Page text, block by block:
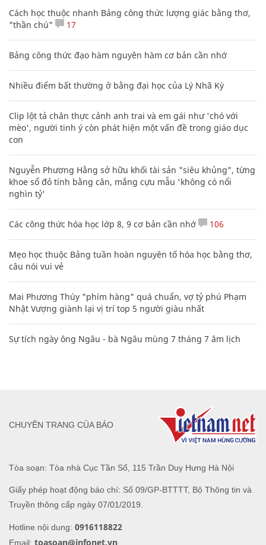
Cách học thuộc nhanh Bảng công thức lượng giác bằng thơ,
"thần chú"
17
Bảng công thức đạo hàm nguyên hàm cơ bản cần nhớ
Nhiều điểm bất thường ở bằng đại học của Lý Nhã Kỳ
Clip lột tả chân thực cảnh anh trai và em gái như 'chó với
mèo', người tinh ý còn phát hiện một vấn đề trong giáo dục
con
Nguyễn Phương Hằng sở hữu khối tài sản "siêu khủng", từng
khoe sổ đỏ tính bằng cân, mắng cựu mẫu 'không có nổi
nghìn tỷ'
Các công thức hóa học lớp 8, 9 cơ bản cần nhớ 106
Mẹo học thuộc Bảng tuần hoàn nguyên tố hóa học bằng thơ,
câu nói vui vẻ
Mai Phương Thúy "phím hàng" quá chuẩn, vợ tỷ phú Phạm
Nhật Vượng giành lại vị trí top 5 người giàu nhất
Sự tích ngày ông Ngâu - bà Ngâu mùng 7 tháng 7 âm lịch
Tòa soạn: Tòa nhà Cục Tần Số, 115 Trần Duy Hưng Hà Nội
Giấy phép hoạt động báo chí: Số 09/GP-BTTTT, Bộ Thông tin và
Truyền thông cấp ngày 07/01/2019.
Hotline nội dung: 0916118822
Email: toasoan@infonet.vn
CHUYÊN TRANG CỦA BÁO